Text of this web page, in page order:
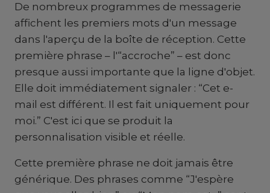
De nombreux programmes de messagerie
affichent les premiers mots d'un message
dans l'aperçu de la boîte de réception. Cette
première phrase – l'“accroche” – est donc
presque aussi importante que la ligne d'objet.
Elle doit immédiatement signaler : “Cet e-
mail est différent. Il est fait uniquement pour
moi.” C'est ici que se produit la
personnalisation visible et réelle.
Cette première phrase ne doit jamais être
générique. Des phrases comme “J'espère